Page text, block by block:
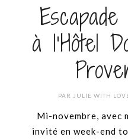
à l’Hôtel
PAR JULIE WITH
Mi-novembre, avec
invité en week-end